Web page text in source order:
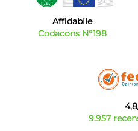
Affidabile
Codacons N°198
9.957